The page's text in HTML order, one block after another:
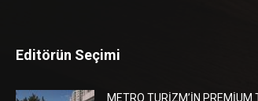
Editörün Seçimi
METRO TURİZM’İN PREMİUM